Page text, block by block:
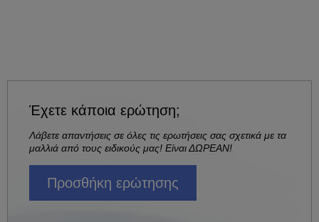
Έχετε κάποια ερώτηση;
Λάβετε απαντήσεις σε όλες τις ερωτήσεις σας σχετικά με τα
μαλλιά από τους ειδικούς μας! Είναι ΔΩΡΕΑΝ!
Προσθήκη ερώτησης